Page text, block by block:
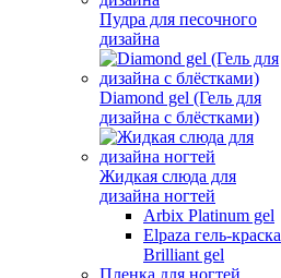
Пудра для песочного
дизайна
Diamond gel (Гель для
дизайна с блёстками)
Жидкая слюда для
дизайна ногтей
Arbix Platinum gel
Elpaza гель-краска
Brilliant gel
Пленка для ногтей